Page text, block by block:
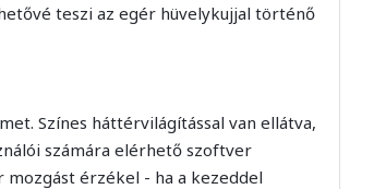
teszi az egér hüvelykujjal történő
Színes háttérvilágítással van ellátva,
számára elérhető szoftver
érzékel - ha a kezeddel